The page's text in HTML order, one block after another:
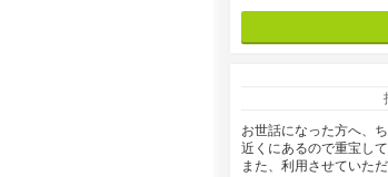
お世話になった方へ、
近くにあるので重宝し
また、利用させていた